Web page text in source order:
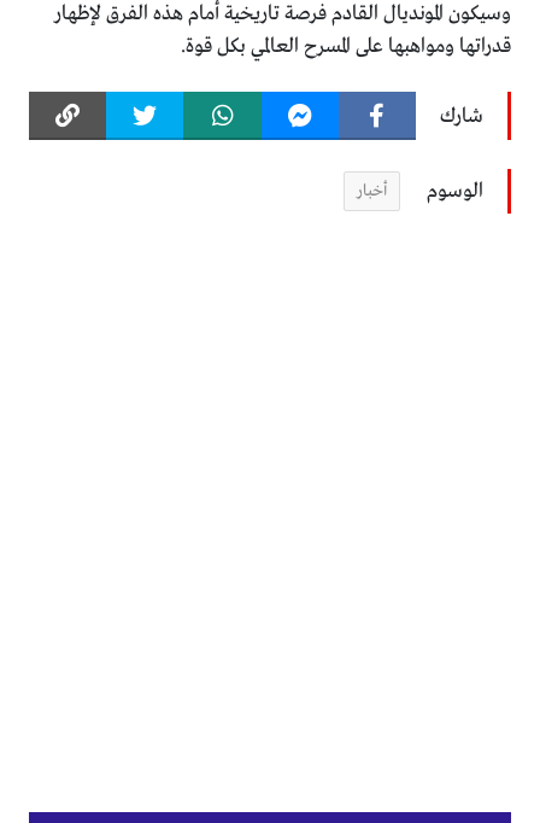
وسيكون المونديال القادم فرصة تاريخية أمام هذه الفرق لإظهار
قدراتها ومواهبها على المسرح العالمي بكل قوة.
شارك
الوسوم أخبار